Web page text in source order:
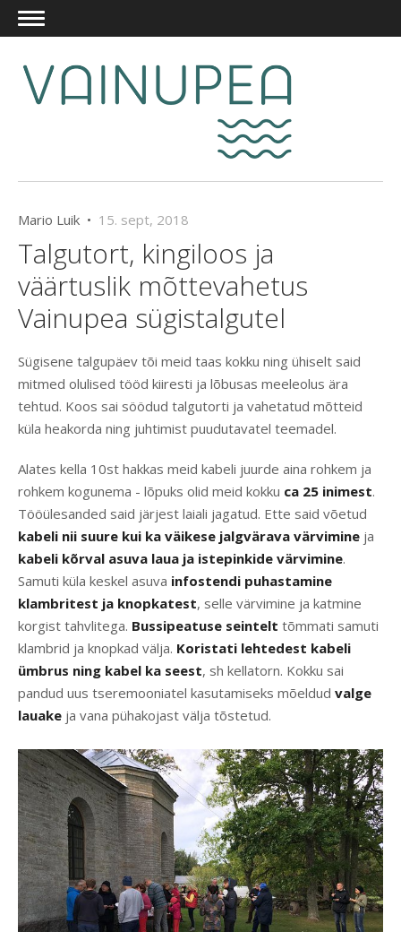
Mario Luik • 15. sept, 2018
Talgutort, kingiloos ja
väärtuslik mõttevahetus
Vainupea sügistalgutel
Sügisene talgupäev tõi meid taas kokku ning ühiselt said
mitmed olulised tööd kiiresti ja lõbusas meeleolus ära
tehtud. Koos sai söödud talgutorti ja vahetatud mõtteid
küla heakorda ning juhtimist puudutavatel teemadel.
Alates kella 10st hakkas meid kabeli juurde aina rohkem ja
rohkem kogunema - lõpuks olid meid kokku ca 25 inimest.
Tööülesanded said järjest laiali jagatud. Ette said võetud
kabeli nii suure kui ka väikese jalgvärava värvimine ja
kabeli kõrval asuva laua ja istepinkide värvimine.
Samuti küla keskel asuva infostendi puhastamine
klambritest ja knopkatest, selle värvimine ja katmine
korgist tahvlitega. Bussipeatuse seintelt tõmmati samuti
klambrid ja knopkad välja. Koristati lehtedest kabeli
ümbrus ning kabel ka seest, sh kellatorn. Kokku sai
pandud uus tseremooniatel kasutamiseks mõeldud valge
lauake ja vana pühakojast välja tõstetud.